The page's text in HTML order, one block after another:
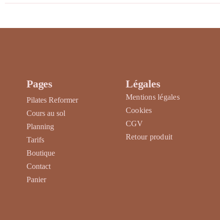
Pages
Pilates Reformer
Cours au sol
Planning
Tarifs
Boutique
Contact
Panier
Légales
Mentions légales
Cookies
CGV
Retour produit